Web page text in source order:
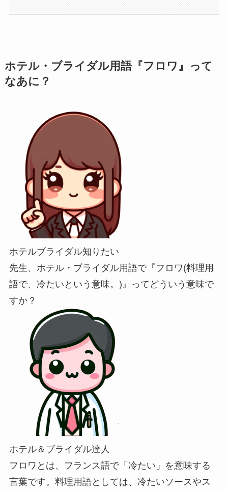
ホテル・ブライダル用語『フロワ』って
なあに？
ホテルブライダル知りたい
先生、ホテル・ブライダル用語で『フロワ(料理用
語で、冷たいという意味。)』ってどういう意味で
すか？
ホテル＆ブライダル達人
フロワとは、フランス語で「冷たい」を意味する
言葉です。料理用語としては、冷たいソースやス